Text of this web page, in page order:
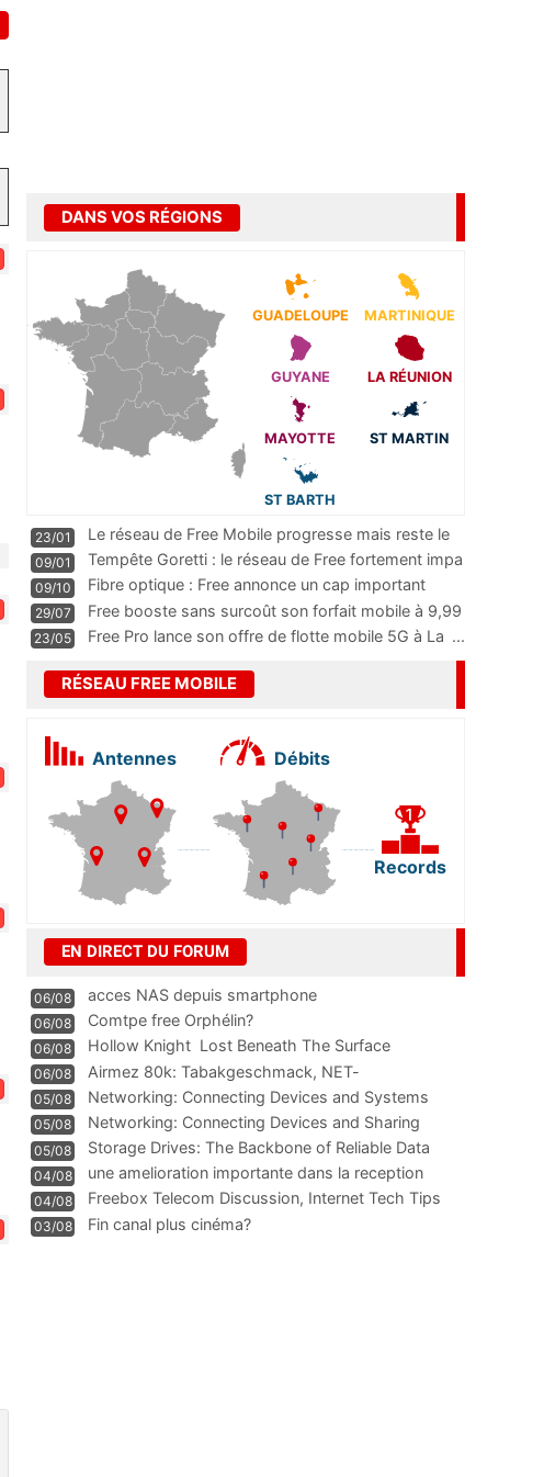
DANS VOS RÉGIONS
GUADELOUPE MARTINIQUE
GUYANE LA RÉUNION
MAYOTTE ST MARTIN
ST BARTH
23/01
Le réseau de Free Mobile progresse mais reste le
m
...
09/01
Tempête Goretti : le réseau de Free fortement impa
09/10
Fibre optique : Free annonce un cap important
pass
...
29/07
Free booste sans surcoût son forfait mobile à 9,99
23/05 Free Pro lance son offre de flotte mobile 5G à La ...
RÉSEAU FREE MOBILE
Antennes Débits
Records
EN DIRECT DU FORUM
06/08 acces NAS depuis smartphone
06/08 Comtpe free Orphélin?
06/08 Hollow Knight  Lost Beneath The Surface
06/08
Airmez 80k: Tabakgeschmack, NET-
Technologie und Leistung im
05/08 Networking: Connecting Devices and Systems
05/08
Networking: Connecting Devices and Sharing
Information
05/08
Storage Drives: The Backbone of Reliable Data
Management
04/08
une amelioration importante dans la reception
WIFI
04/08
Freebox Telecom Discussion, Internet Tech Tips
Communi
03/08 Fin canal plus cinéma?